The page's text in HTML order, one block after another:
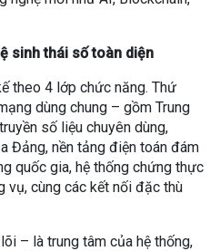
sinh thái số toàn diện
theo 4 lớp chức năng. Thứ
dùng chung – gồm Trung
số liệu chuyên dùng,
Đảng, nền tảng điện toán đám
quốc gia, hệ thống chứng thực
vụ, cùng các kết nối đặc thù
– là trung tâm của hệ thống,